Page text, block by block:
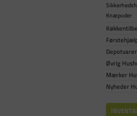
Knæpuder
Depotvarer
Øvrig
Mærker
Nyheder